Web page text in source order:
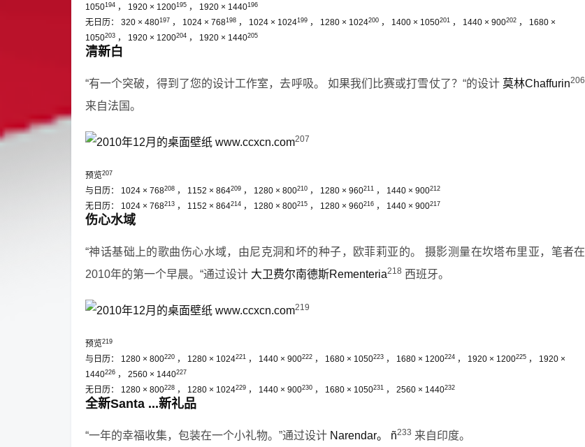
1050194 ， 1920 × 1200195 ， 1920 × 1440196
无日历： 320 × 480197 ， 1024 × 768198 ， 1024 × 1024199 ， 1280 × 1024200 ， 1400 × 1050201 ， 1440 × 900202 ， 1680 ×
1050203 ， 1920 × 1200204 ， 1920 × 1440205
清新白
“有一个突破，得到了您的设计工作室，去呼吸。 如果我们比赛或打雪仗了？“的设计 莫林Chaffurin206
来自法国。
207
预览207
与日历： 1024 × 768208 ， 1152 × 864209 ， 1280 × 800210 ， 1280 × 960211 ， 1440 × 900212
无日历： 1024 × 768213 ， 1152 × 864214 ， 1280 × 800215 ， 1280 × 960216 ， 1440 × 900217
伤心水域
“神话基础上的歌曲伤心水域，由尼克洞和坏的种子，欧菲莉亚的。
摄影测量在坎塔布里亚，笔者在
2010年的第一个早晨。“通过设计 大卫费尔南德斯Rementeria218 西班牙。
219
预览219
与日历： 1280 × 800220 ， 1280 × 1024221 ， 1440 × 900222 ， 1680 × 1050223 ， 1680 × 1200224 ， 1920 × 1200225 ， 1920 ×
1440226 ， 2560 × 1440227
无日历： 1280 × 800228 ， 1280 × 1024229 ， 1440 × 900230 ， 1680 × 1050231 ， 2560 × 1440232
全新Santa ...新礼品
“一年的幸福收集，包装在一个小礼物。”通过设计 Narendar。 ñ233 来自印度。